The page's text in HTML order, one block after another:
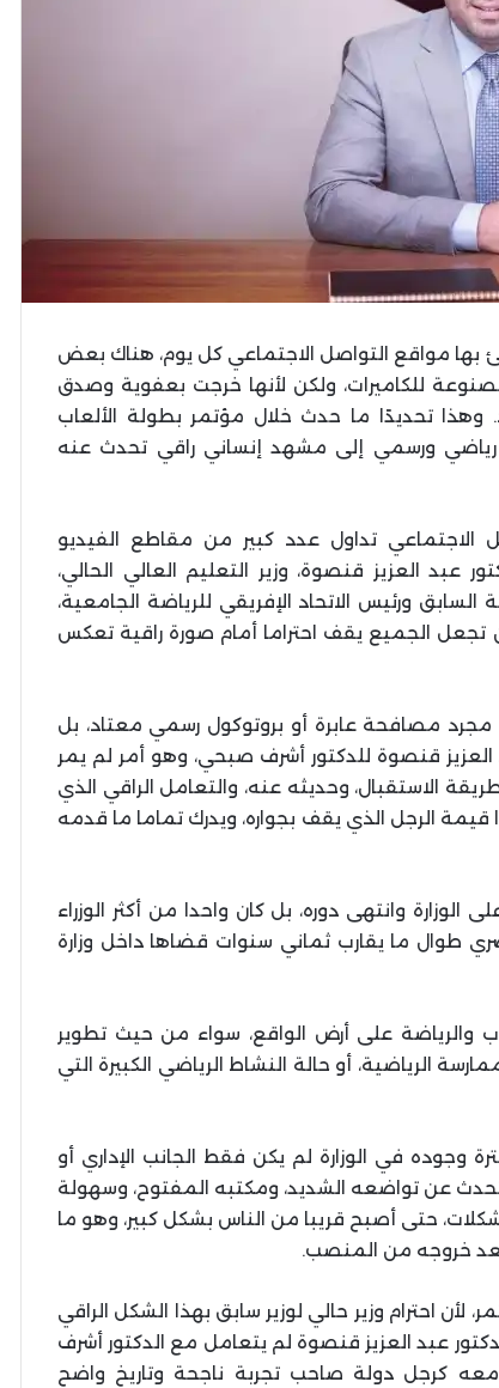
بها مواقع التواصل الاجتماعي كل يوم، هناك بعض
للكاميرات، ولكن لأنها خرجت بعفوية وصدق
تحديدًا ما حدث خلال مؤتمر بطولة الألعاب
رياضي ورسمي إلى مشهد إنساني راقي تحدث عنه
الاجتماعي تداول عدد كبير من مقاطع الفيديو
عبد العزيز قنصوة، وزير التعليم العالي الحالي،
السابق ورئيس الاتحاد الإفريقي للرياضة الجامعية،
الجميع يقف احتراما أمام صورة راقية تعكس
مجرد مصافحة عابرة أو بروتوكول رسمي معتاد، بل
العزيز قنصوة للدكتور أشرف صبحي، وهو أمر لم يمر
الاستقبال، وحديثه عنه، والتعامل الراقي الذي
الرجل الذي يقف بجواره، ويدرك تماما ما قدمه
وانتهى دوره، بل كان واحدا من أكثر الوزراء
طوال ما يقارب ثماني سنوات قضاها داخل وزارة
على أرض الواقع، سواء من حيث تطوير
الرياضية، أو حالة النشاط الرياضي الكبيرة التي
وجوده في الوزارة لم يكن فقط الجانب الإداري أو
عن تواضعه الشديد، ومكتبه المفتوح، وسهولة
حتى أصبح قريبا من الناس بشكل كبير، وهو ما
خروجه من المنصب.
احترام وزير حالي لوزير سابق بهذا الشكل الراقي
عبد العزيز قنصوة لم يتعامل مع الدكتور أشرف
كرجل دولة صاحب تجربة ناجحة وتاريخ واضح